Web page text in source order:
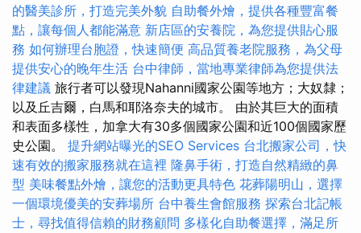
的醫美診所，打造完美外貌 自助餐外燴，提供各種豐富餐
點，讓每個人都能滿意 新店區的安養院，為您提供貼心服
務 如何辦理台胞證，快速簡便 高品質養老院服務，為父母
提供安心的晚年生活 台中律師，當地專業律師為您提供法
律建議 旅行者可以發現Nahanni國家公園等地方；大奴隸；
以及丘吉爾，白馬和耶洛奈夫的城市。 由於其巨大的面積
和表面多樣性，加拿大有30多個國家公園和近100個國家歷
史公園。 提升網站曝光的SEO Services 台北搬家公司，快
速有效的搬家服務就在這裡 隆鼻手術，打造自然精緻的鼻
型 美味餐點外燴，讓您的活動更具特色 花葬陽明山，選擇
一個環境優美的安葬場所 台中養生會館服務 探索台北記帳
士，尋找值得信賴的財務顧問 多樣化自助餐選擇，滿足所